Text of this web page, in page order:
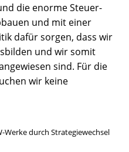
die enorme Steuer-
und mit einer
dafür sorgen, dass wir
und wir somit
sind. Für die
wir keine
Werke durch Strategiewechsel